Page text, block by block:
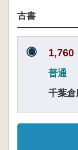
古書
1,760
普通
千葉